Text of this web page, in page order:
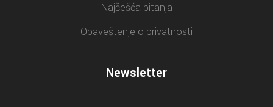
Najčešća pitanja
Obaveštenje o privatnosti
Newsletter